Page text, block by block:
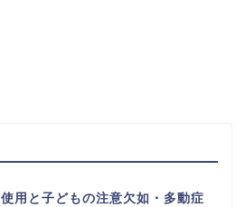
用と子どもの注意欠如・多動症